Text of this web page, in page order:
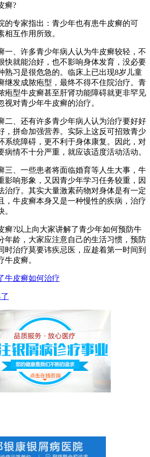
癣?
的专家指出：青少年也有患牛皮癣的可
相互作用所致。
一、许多青少年病人认为牛皮癣较轻，不
快就能治好，也不影响身体发育，没必要
熟习是很危急的。临床上已出现8岁儿童
继发成脓疱型，最终不得不住院治疗。青
疱型牛皮癣甚至肝肾功能障碍就更非罕见
视对青少年牛皮癣的治疗。
二、还有许多青少年病人认为治疗要好好
，拼命加强营养。实际上这反可招致青少
系统障碍，更不利于身体康复。因此，对
病情不十分严重，就应该适度活动活动。
三、一些患者将面临婚育等人生大事，牛
影响形象，又因青少年学习任务较重，因
治疗。其实大量激素药物对身体是有一定
，牛皮癣本身又是一种慢性的疾病，治疗
癣?以上向大家讲解了青少年如何预防牛
年龄，大家应注意自己的生活习惯，预防
时治疗莫要讳疾忌医，应趁着第一时间到
牛皮癣。
牛皮癣如何治疗